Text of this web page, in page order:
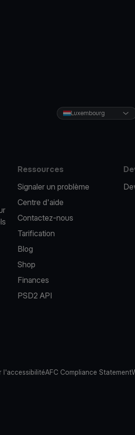
Luxembourg
Ressources
Signaler un problème
Centre d'aide
Contactez-nous
Tarification
Blog
Shop
Finances
PSD2 API
l'accessibilitéAFC Compliance Statement